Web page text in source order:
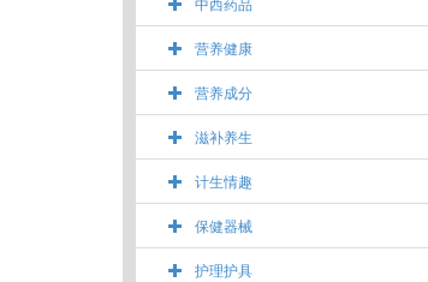
营养健康
营养成分
滋补养生
计生情趣
保健器械
护理护具